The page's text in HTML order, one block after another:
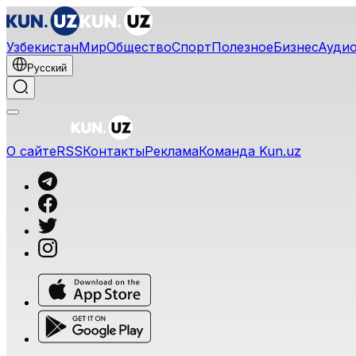
УзбекистанМирОбществоСпортПолезноеБизнес
Русский
О сайтеRSSКонтактыРекламаКоманда Kun.uz